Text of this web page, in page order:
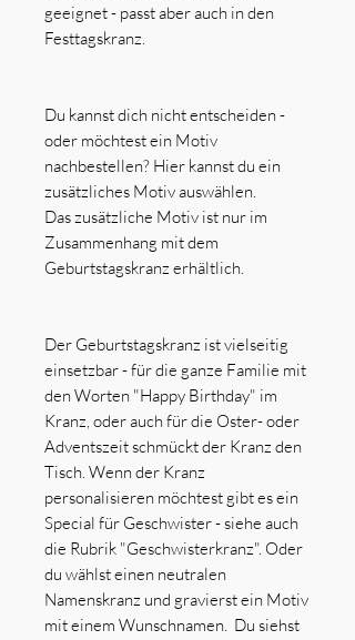
geeignet - passt aber auch in den
Festtagskranz.
Du kannst dich nicht entscheiden -
oder möchtest ein Motiv
nachbestellen? Hier kannst du ein
zusätzliches Motiv auswählen.
Das zusätzliche Motiv ist nur im
Zusammenhang mit dem
Geburtstagskranz erhältlich.
Der Geburtstagskranz ist vielseitig
einsetzbar - für die ganze Familie mit
den Worten "Happy Birthday" im
Kranz, oder auch für die Oster- oder
Adventszeit schmückt der Kranz den
Tisch. Wenn der Kranz
personalisieren möchtest gibt es ein
Special für Geschwister - siehe auch
die Rubrik "Geschwisterkranz". Oder
du wählst einen neutralen
Namenskranz und gravierst ein Motiv
mit einem Wunschnamen. Du siehst